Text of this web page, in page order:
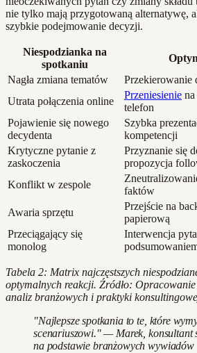
nie tylko mają przygotowaną alternatywę,
szybkie podejmowanie decyzji.
Niespodzianka na
spotkaniu
Nagła zmiana tematów
Utrata połączenia online
Przeniesienie
telefon
Pojawienie się nowego
decydenta
Szybka
kompetencji
Krytyczne pytanie z
zaskoczenia
Przyznanie się
propozycja
Konflikt w zespole
faktów
Awaria sprzętu
Przejście na
papierową
Przeciągający się
monolog
Interwencja
Tabela 2: Matrix najczęstszych
optymalnych reakcji. Źródło: Opracowanie
analiz branżowych i praktyki
"Najlepsze spotkania to te, które
scenariuszowi." — Marek, konsultant
na podstawie branżowych wywiadów